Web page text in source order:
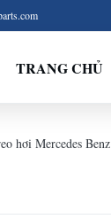
TRANG CHỦ
hơi Mercedes Benz